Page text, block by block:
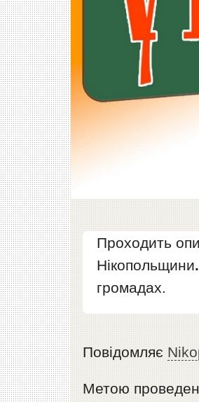
Проходить
Нікопольщини.
громадах.
Повідомляє
Метою